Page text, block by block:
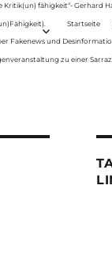
Kritik(un) fähigkeit“- Gerhard
Startseite
Fakenews und
zu einer